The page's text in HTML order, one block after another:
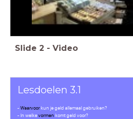
Slide 2 - Video
Lesdoelen 3.1
-Waarvoorkun jegeld allemaal gebruiken?
- In welkevormen komt geld voor?